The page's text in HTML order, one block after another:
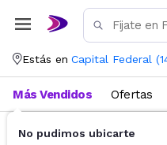
Estás en Capital Federal (
No pudimos ubicarte
Más Vendidos Ofertas
Ropa de cama